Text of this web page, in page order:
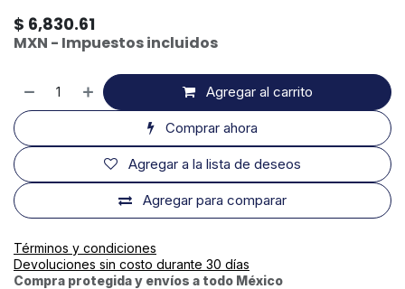
$ 6,830.61
MXN - Impuestos incluidos
Agregar al carrito
Comprar ahora
Agregar para comparar
Agregar a la lista de deseos
Términos y condiciones
Devoluciones sin costo durante 30 días
Compra protegida y envíos a todo México